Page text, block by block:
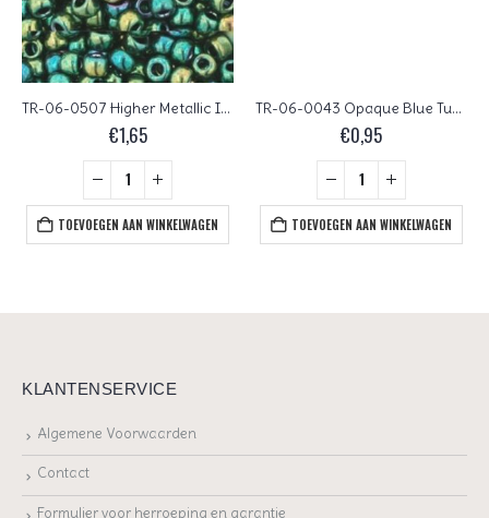
TR-06-0507 Higher Metallic Iris Green
€1,65
TOEVOEGEN AAN WINKELWAGEN
TR-06-0043 Opaque Blue Turquoise
€0,95
TOEVOEGEN AAN WINKELWAGEN
KLANTENSERVICE
Algemene Voorwaarden
Contact
Formulier voor herroeping en garantie